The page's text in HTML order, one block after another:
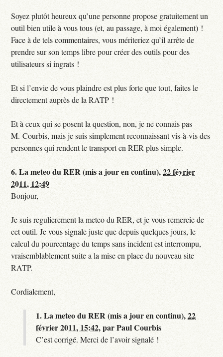
Soyez plutôt heureux qu’une personne propose gratuitement un
outil bien utile à vous tous (et, au passage, à moi également) !
Face à de tels commentaires, vous mériteriez qu’il arrête de
prendre sur son temps libre pour créer des outils pour des
utilisateurs si ingrats !
Et si l’envie de vous plaindre est plus forte que tout, faites le
directement auprès de la RATP !
Et à ceux qui se posent la question, non, je ne connais pas
M. Courbis, mais je suis simplement reconnaissant vis-à-vis des
personnes qui rendent le transport en RER plus simple.
6.La meteo du RER (mis a jour en continu),22 février
2011, 12:49
Bonjour,
Je suis regulierement la meteo du RER, et je vous remercie de
cet outil. Je vous signale juste que depuis quelques jours, le
calcul du pourcentage du temps sans incident est interrompu,
vraisemblablement suite a la mise en place du nouveau site
RATP.
Cordialement,
1.La meteo du RER (mis a jour en continu),22
février 2011, 15:42,parPaul Courbis
C’est corrigé. Merci de l’avoir signalé !